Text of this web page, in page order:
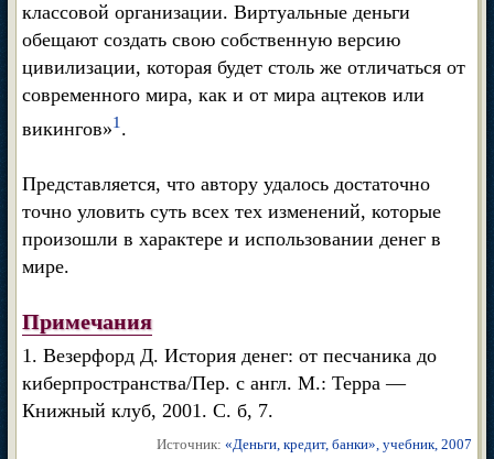
классовой организации. Виртуальные деньги
обещают создать свою собственную версию
цивилизации, которая будет столь же отличаться от
современного мира, как и от мира ацтеков или
викингов»1 .
Представляется, что автору удалось достаточно
точно уловить суть всех тех изменений, которые
произошли в характере и использовании денег в
мире.
Примечания
1. Везерфорд Д. История денег: от песчаника до
киберпространства/Пер. с англ. М.: Терра —
Книжный клуб, 2001. С. б, 7.
Источник: «Деньги, кредит, банки», учебник, 2007